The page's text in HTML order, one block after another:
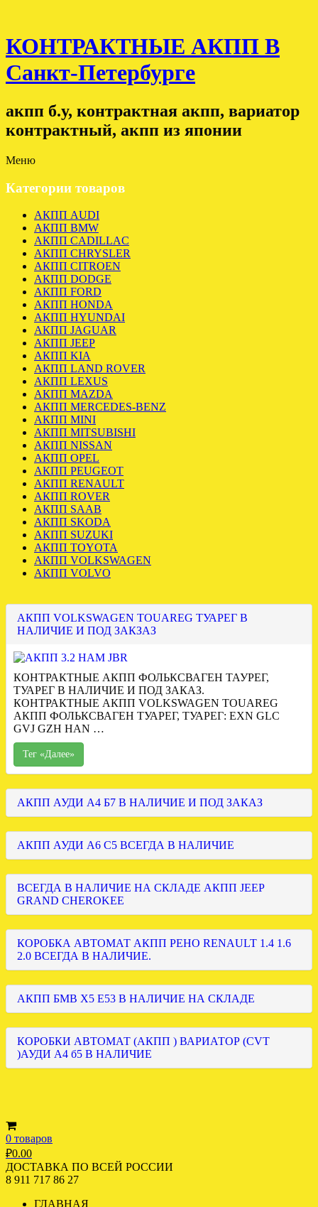
КОНТРАКТНЫЕ АКПП В
Санкт-Петербурге
акпп б.у, контрактная акпп, вариатор
контрактный, акпп из японии
Меню
Категории товаров
АКПП AUDI
АКПП BMW
АКПП CADILLAC
АКПП CHRYSLER
АКПП CITROEN
АКПП DODGE
АКПП FORD
АКПП HONDA
АКПП HYUNDAI
АКПП JAGUAR
АКПП JEEP
АКПП KIA
АКПП LAND ROVER
АКПП LEXUS
АКПП MAZDA
АКПП MERCEDES-BENZ
АКПП MINI
АКПП MITSUBISHI
АКПП NISSAN
АКПП OPEL
АКПП PEUGEOT
АКПП RENAULT
АКПП ROVER
АКПП SAAB
АКПП SKODA
АКПП SUZUKI
АКПП TOYOTA
АКПП VOLKSWAGEN
АКПП VOLVO
АКПП VOLKSWAGEN TOUAREG ТУАРЕГ В
НАЛИЧИЕ И ПОД ЗАКЗАЗ
КОНТРАКТНЫЕ АКПП ФОЛЬКСВАГЕН ТАУРЕГ,
ТУАРЕГ В НАЛИЧИЕ И ПОД ЗАКАЗ.
КОНТРАКТНЫЕ АКПП VOLKSWAGEN TOUAREG
АКПП ФОЛЬКСВАГЕН ТУАРЕГ, ТУАРЕГ: EXN GLC
GVJ GZH HAN …
Тег «Далее»
АКПП АУДИ А4 Б7 В НАЛИЧИЕ И ПОД ЗАКАЗ
АКПП АУДИ А6 С5 ВСЕГДА В НАЛИЧИЕ
ВСЕГДА В НАЛИЧИЕ НА СКЛАДЕ АКПП JEEP
GRAND CHEROKEE
КОРОБКА АВТОМАТ АКПП РЕНО RENAULT 1.4 1.6
2.0 ВСЕГДА В НАЛИЧИЕ.
АКПП БМВ Х5 Е53 В НАЛИЧИЕ НА СКЛАДЕ
КОРОБКИ АВТОМАТ (АКПП ) ВАРИАТОР (CVT
)АУДИ А4 б5 В НАЛИЧИЕ
0 товаров
₽0.00
ДОСТАВКА ПО ВСЕЙ РОССИИ
8 911 717 86 27
ГЛАВНАЯ